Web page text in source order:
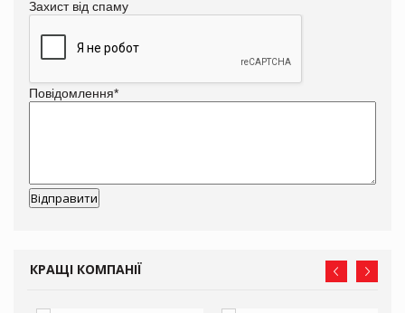
Захист від спаму
Повідомлення*
КРАЩІ КОМПАНІЇ